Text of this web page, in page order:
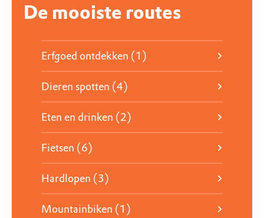
Bij de Outdoor Escapes van Bezoekerscentrum
het prachtige landgoed Heuven in Nationaal Park
Veluwezoom!
Dit is geen escape room binnen vier muren, maar
een avontuurlijke tocht in de buitenlucht, midden in
de natuur.
De mooiste routes
Erfgoed ontdekken (1)
Dieren spotten (4)
Eten en drinken (2)
Fietsen (6)
Hardlopen (3)
Mountainbiken (1)